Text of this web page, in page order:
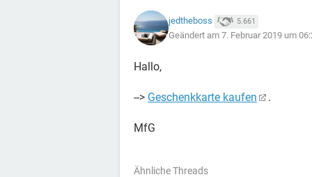
jedtheboss 5.661
Geändert am 7. Februar 2019 um
Hallo,
--> Geschenkkarte kaufen .
MfG
Ähnliche Threads